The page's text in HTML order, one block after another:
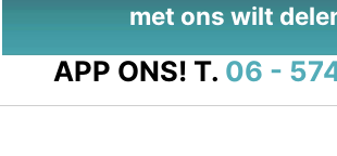
met ons wilt
APP ONS! T. 06 -